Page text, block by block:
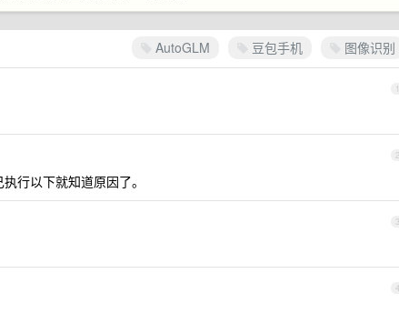
AutoGLM 豆包手机 图像识别
1
2
行以下就知道原因了。
3
4